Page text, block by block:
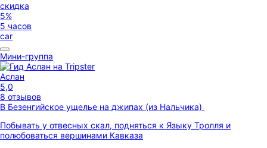
скидка
5%
5 часов
car
Мини-группа
Аслан
5,0
8 отзывов
В Безенгийское ущелье на джипах (из Нальчика)
Побывать у отвесных скал, подняться к Языку Тролля и
полюбоваться вершинами Кавказа